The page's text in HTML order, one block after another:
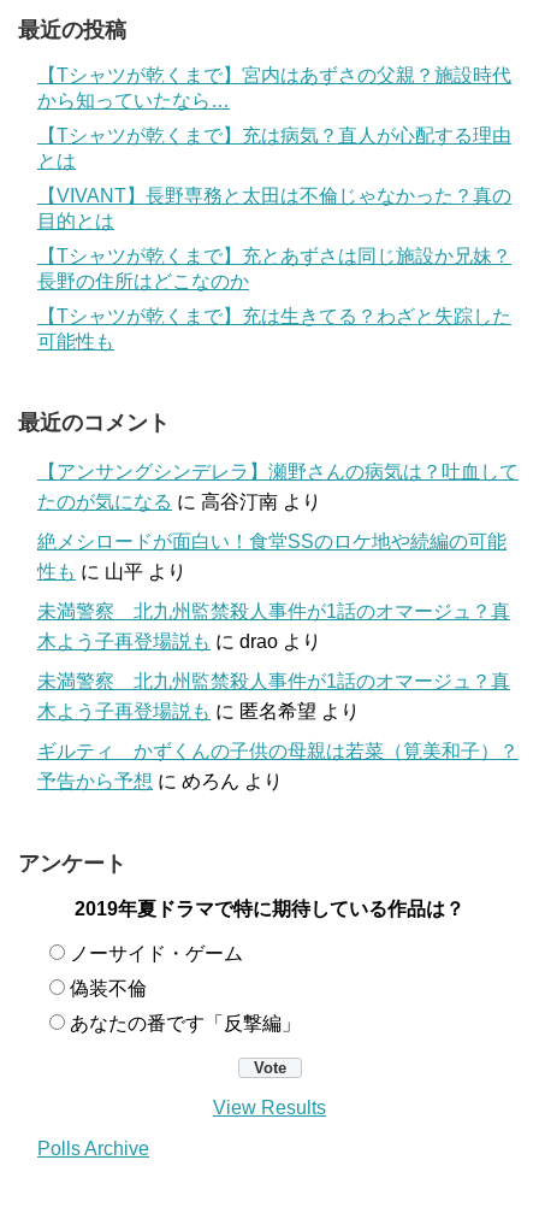
最近の投稿
【Tシャツが乾くまで】宮内はあずさの父親？施設時代
から知っていたなら…
【Tシャツが乾くまで】充は病気？直人が心配する理由
とは
【VIVANT】長野専務と太田は不倫じゃなかった？真の
目的とは
【Tシャツが乾くまで】充とあずさは同じ施設か兄妹？
長野の住所はどこなのか
【Tシャツが乾くまで】充は生きてる？わざと失踪した
可能性も
最近のコメント
【アンサングシンデレラ】瀬野さんの病気は？吐血して
たのが気になる に 高谷汀南 より
絶メシロードが面白い！食堂SSのロケ地や続編の可能
性も に 山平 より
未満警察 北九州監禁殺人事件が1話のオマージュ？真
木よう子再登場説も に drao より
未満警察 北九州監禁殺人事件が1話のオマージュ？真
木よう子再登場説も に 匿名希望 より
ギルティ かずくんの子供の母親は若菜（筧美和子）？
予告から予想 に めろん より
アンケート
2019年夏ドラマで特に期待している作品は？
ノーサイド・ゲーム
偽装不倫
あなたの番です「反撃編」
View Results
Polls Archive